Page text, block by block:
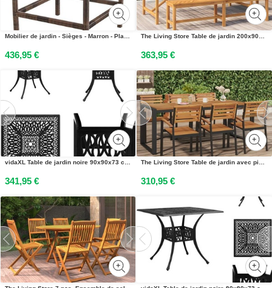
Mobilier de jardin - Sièges - Marron - Plastique - Mobilier de jardin - Mobilier - Verre - 84 x 84 x 110,5 cm
436,95 €
The Living Store Table de jardin 200x90x74 cm Bois massif dacacia
363,95 €
vidaXL Table de jardin noire 90x90x73 cm Fonte daluminium - Table de jardin - Tables - Tables
341,95 €
The Living Store Table de jardin avec piétement en U 200x90x75 cm Acacia massif
310,95 €